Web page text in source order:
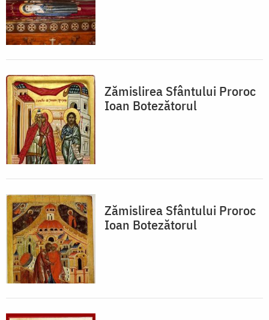
Zămislirea Sfântului Proroc
Ioan Botezătorul
Zămislirea Sfântului Proroc
Ioan Botezătorul